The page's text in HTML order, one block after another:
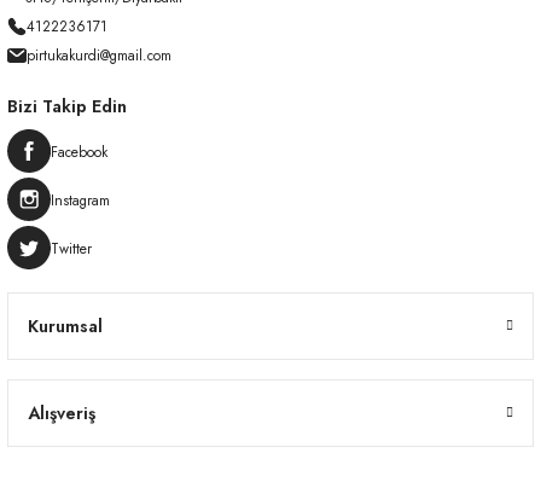
4122236171
pirtukakurdi@gmail.com
Kurumsal
Alışveriş
Bizi Takip Edin
Facebook
Instagram
Twitter